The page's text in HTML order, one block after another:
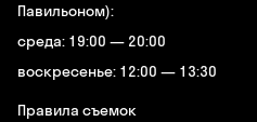
Павильоном):
среда: 19:00 — 20:00
воскресенье: 12:00 — 13:30
Правила съемок